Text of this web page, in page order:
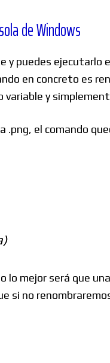
de Windows
y puedes
en concreto es
variable y
.png, el comando
mejor será que
si no